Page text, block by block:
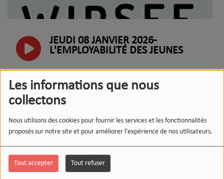
Les informations que nous
collectons
Nous utilisons des cookies pour fournir les services et les fonctionnalités
proposés sur notre site et pour améliorer l'expérience de nos utilisateurs.
Tout accepter Tout refuser
JEUDI 08 JANVIER 2026-
L'EMPLOYABILITÉ DES JEUNES
LUNDI 05 JANVIER 2026-LES
ANIMAUX DU GRAND DAX
LE 12-13 DU WEEK-END DU
MODE